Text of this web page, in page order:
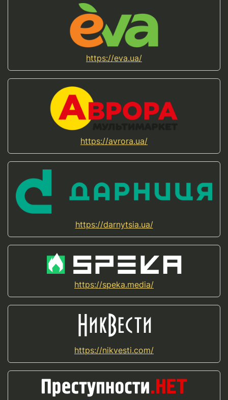
https://eva.ua/
https://avrora.ua/
https://darnytsia.ua/
https://speka.media/
https://nikvesti.com/